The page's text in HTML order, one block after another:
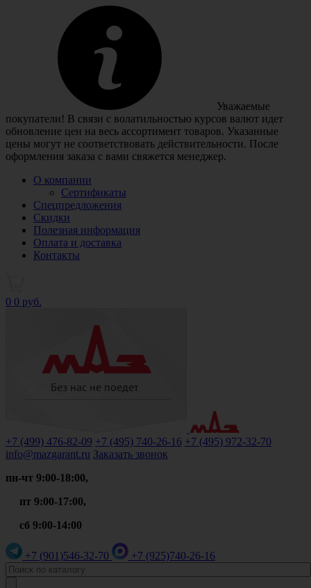
Уважаемые
покупатели! В связи с волатильностью курсов валют идет
обновление цен на весь ассортимент товаров. Указанные
цены могут не соответствовать действительности. После
оформления заказа с вами свяжется менеджер.
О компании
Сертификаты
Спецпредложения
Скидки
Полезная информация
Оплата и доставка
Контакты
0 0 руб.
+7 (499) 476-82-09 +7 (495) 740-26-16 +7 (495) 972-32-70
info@mazgarant.ru Заказать звонок
пн-чт 9:00-18:00,
пт 9:00-17:00,
сб 9:00-14:00
+7 (901)546-32-70 +7 (925)740-26-16